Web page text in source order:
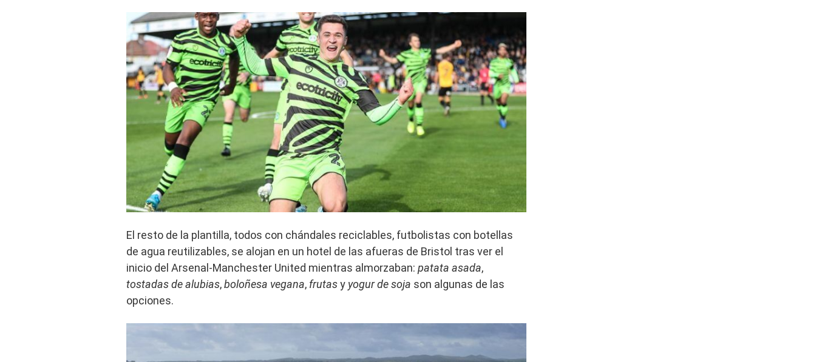
El resto de la plantilla, todos con chándales reciclables, futbolistas con botellas
de agua reutilizables, se alojan en un hotel de las afueras de Bristol tras ver el
inicio del Arsenal-Manchester United mientras almorzaban: patata asada,
tostadas de alubias,boloñesa vegana, frutasy yogur de soja son algunas de las
opciones.